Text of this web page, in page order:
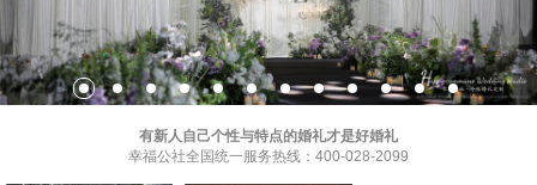
有新人自己个性与特点的婚礼才是好婚礼
幸福公社全国统一服务热线：400-028-2099